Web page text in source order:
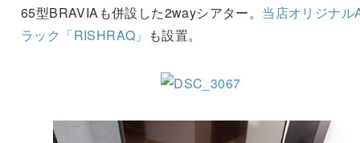
65型BRAVIAも併設した2wayシアター。 当店オリジナル
ラック「RISHRAQ」 も設置。